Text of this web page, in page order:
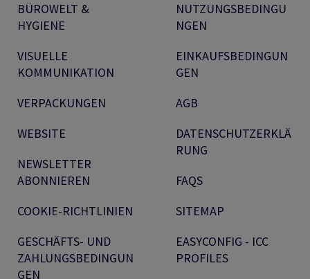
BÜROWELT &
HYGIENE
VISUELLE
KOMMUNIKATION
VERPACKUNGEN
WEBSITE
NEWSLETTER
ABONNIEREN
COOKIE-RICHTLINIEN
GESCHÄFTS- UND
ZAHLUNGSBEDINGUN
GEN
NUTZUNGSBEDINGU
NGEN
EINKAUFSBEDINGUN
GEN
AGB
DATENSCHUTZERKLÄ
RUNG
FAQS
SITEMAP
EASYCONFIG - ICC
PROFILES